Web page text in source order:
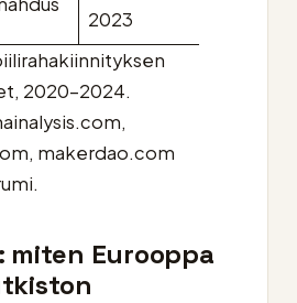
2023
2020–2024.
makerdao.com
miten Eurooppa